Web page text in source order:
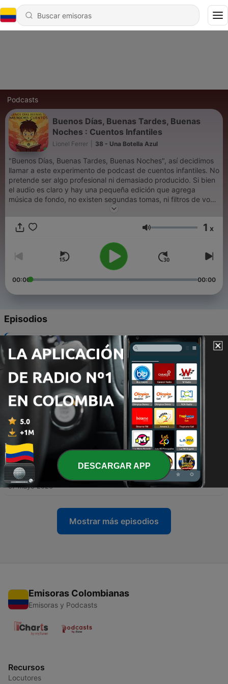
Podcasts
Buenos Días, Buenas Tardes, Buenas
Noches : Cuentos Infantiles
Lionel Ferrer 38 - Una Botella Azul
"Buenos Días, Buenas Tardes, Buenas Noches", así decidimos
llamar a este experimento de podcast de cuentos infantiles. No
pretende ser algo profesional ni demasiado producido. Si bien
el audio es claro y hay una pequeña edición que agrega
música de fondo, no existen segundas tomas, ni filtros de voz,
ocurre en cualquier casa. Esperamos que disfruten de este
Viernes a las 10a.m (hora Uruguay / GMT -3)
Volumen 1 x
00:00 00:00
Episodios
Una Botella Azul
28 jun. 2026
37 - Merelde y Paco
36 - Gato Blanco Gato Negro
28 jun. 2026
Amadeo y su Sombrero
07 mayo 2026
34 - El Regalo de Oscar
07 mayo 2026
Mostrar más episodios
Emisoras Colombianas
Emisoras y Podcasts
Recursos
Locutores
DESCARGAR APP